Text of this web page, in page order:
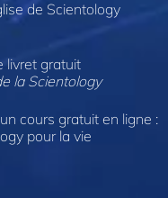
de Scientology
livret gratuit
la Scientology
cours gratuit en ligne :
pour la vie